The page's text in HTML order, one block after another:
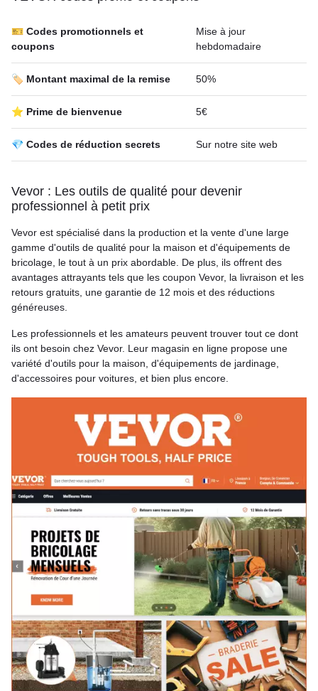
🎫 Codes promotionnels et
coupons
Mise à jour
hebdomadaire
🏷️ Montant maximal de la remise 50%
⭐ Prime de bienvenue 5€
💎 Codes de réduction secrets Sur notre site web
Vevor : Les outils de qualité pour devenir
professionnel à petit prix
Vevor est spécialisé dans la production et la vente d'une large
gamme d'outils de qualité pour la maison et d'équipements de
bricolage, le tout à un prix abordable. De plus, ils offrent des
avantages attrayants tels que les coupon Vevor, la livraison et les
retours gratuits, une garantie de 12 mois et des réductions
généreuses.
Les professionnels et les amateurs peuvent trouver tout ce dont
ils ont besoin chez Vevor. Leur magasin en ligne propose une
variété d'outils pour la maison, d'équipements de jardinage,
d'accessoires pour voitures, et bien plus encore.